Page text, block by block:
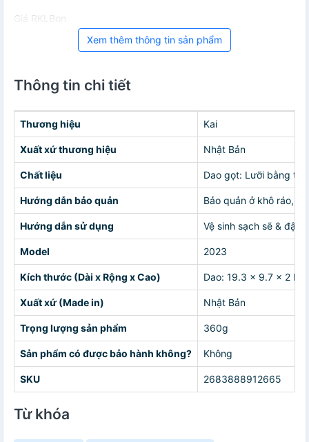
Giá RKLBon
Xem thêm thông tin sản phẩm
Thông tin chi tiết
Thương hiệu Kai
Xuất xứ thương hiệu Nhật Bản
Chất liệu Dao gọt: Lưỡi bằng
Hướng dẫn bảo quản Bảo quản ở khô ráo,
Hướng dẫn sử dụng Vệ sinh sạch sẽ & đậy
Model 2023
Kích thước (Dài x Rộng x Cao) Dao: 19.3 x 9.7 x 2
Xuất xứ (Made in) Nhật Bản
Trọng lượng sản phẩm 360g
Sản phẩm có được bảo hành không? Không
SKU 2683888912665
Từ khóa